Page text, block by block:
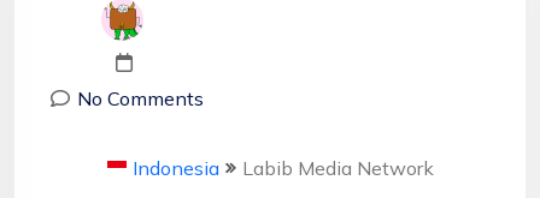
No Comments
Indonesia Labib Media Network